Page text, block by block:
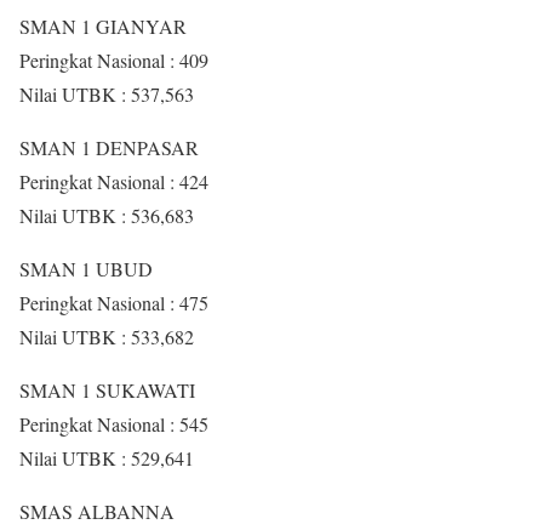
SMAN 1 GIANYAR
Peringkat Nasional : 409
Nilai UTBK : 537,563
SMAN 1 DENPASAR
Peringkat Nasional : 424
Nilai UTBK : 536,683
SMAN 1 UBUD
Peringkat Nasional : 475
Nilai UTBK : 533,682
SMAN 1 SUKAWATI
Peringkat Nasional : 545
Nilai UTBK : 529,641
SMAS ALBANNA